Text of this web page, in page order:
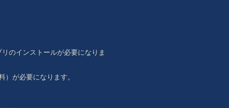
のインストールが必要になりま
が必要になります。